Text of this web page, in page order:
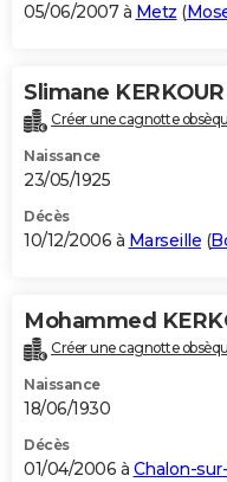
05/06/2007 à Metz (
Slimane KERKOUR
Créer une cagnotte
Naissance
23/05/1925
Décès
10/12/2006 à Marseille (
Mohammed
Créer une cagnotte
Naissance
18/06/1930
Décès
01/04/2006 à Chalon-